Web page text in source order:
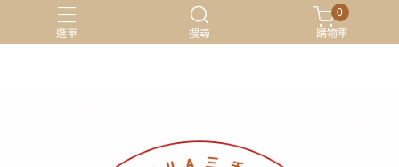
選單 搜尋
0
購物車